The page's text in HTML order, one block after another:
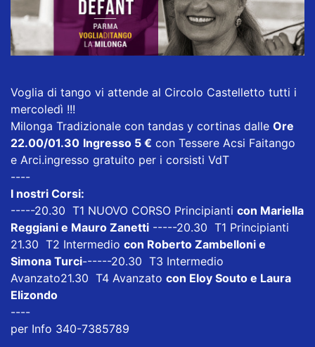
Voglia di tango vi attende al Circolo Castelletto tutti i
mercoledì !!!
Milonga Tradizionale con tandas y cortinas dalle Ore
22.00/01.30 Ingresso 5 € con Tessere Acsi Faitango
e Arci.ingresso gratuito per i corsisti VdT
----
I nostri Corsi:
-----20.30 T1 NUOVO CORSO Principianti con Mariella
Reggiani e Mauro Zanetti -----20.30 T1 Principianti
21.30 T2 Intermedio con Roberto Zambelloni e
Simona Turci------20.30 T3 Intermedio
Avanzato21.30 T4 Avanzato con Eloy Souto e Laura
Elizondo
----
per Info 340-7385789